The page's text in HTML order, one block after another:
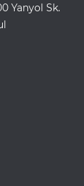
Yanyol Sk.